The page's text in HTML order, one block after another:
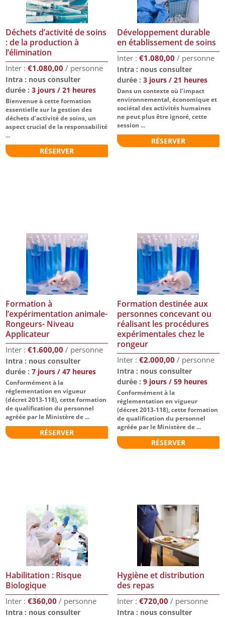
Déchets d’activité de soins
: de la production à
l’élimination
€1.080,00
Intra : nous consulter
durée :3 jours / 21 heures
Bienvenue à cette formation
essentielle sur la gestion des
déchets d’activité de soins, un
aspect crucial de la responsabilité
...
RÉSERVER
Développement durable
en établissement de soins
€1.080,00
Intra : nous consulter
durée : 3 jours / 21 heures
Dans un contexte où l’impact
environnemental, économique et
sociétal des activités humaines
ne peut plus être ignoré, cette
session ...
RÉSERVER
Formation à
l’expérimentation animale-
Rongeurs- Niveau
Applicateur
€1.600,00
Intra : nous consulter
durée :7 jours / 47 heures
Conformément à la
réglementation en vigueur
(décret 2013-118), cette formation
de qualification du personnel
agréée par le Ministère de ...
RÉSERVER
Formation destinée aux
personnes concevant ou
réalisant les procédures
expérimentales chez le
rongeur
€2.000,00
Intra : nous consulter
durée : 9 jours / 59 heures
Conformément à la
réglementation en vigueur
(décret 2013-118), cette formation
de qualification du personnel
agréée par le Ministère de ...
RÉSERVER
Habilitation : Risque
Biologique
€360,00
Intra : nous consulter
Hygiène et distribution
des repas
€720,00
Intra : nous consulter